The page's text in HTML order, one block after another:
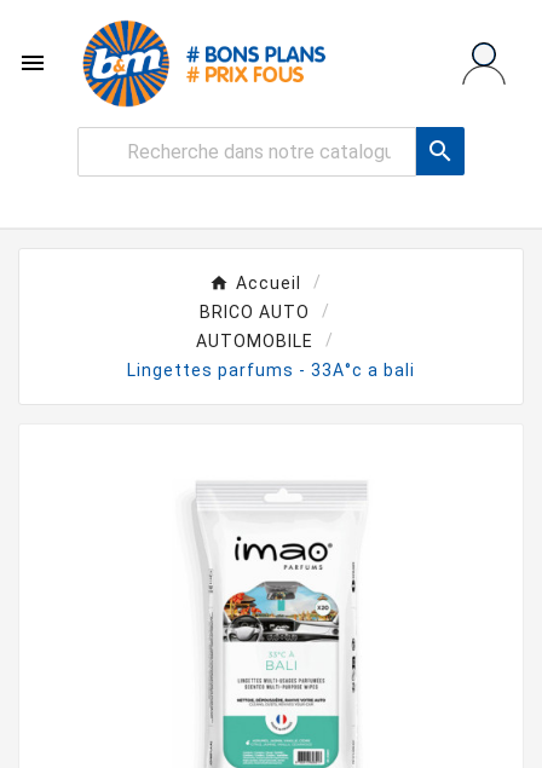


Accueil
BRICO AUTO
AUTOMOBILE
Lingettes parfums - 33A°c a bali